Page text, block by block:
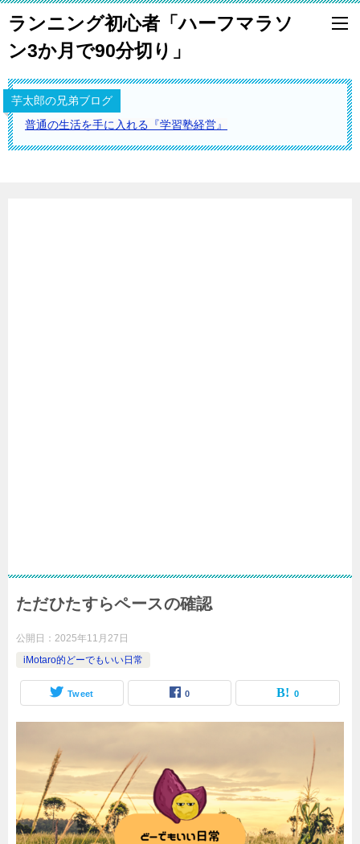
ランニング初心者「ハーフマラソ
ン3か月で90分切り」
芋太郎の兄弟ブログ
普通の生活を手に入れる『学習塾経営』
ただひたすらペースの確認
公開日： 2025年11月27日
iMotaro的どーでもいい日常
Tweet 0 0